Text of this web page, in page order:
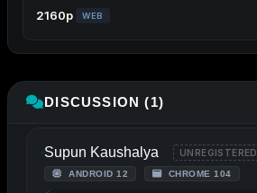
2160p WEB
DISCUSSION (1)
Supun Kaushalya UNREGISTERED
ANDROID 12 CHROME 104